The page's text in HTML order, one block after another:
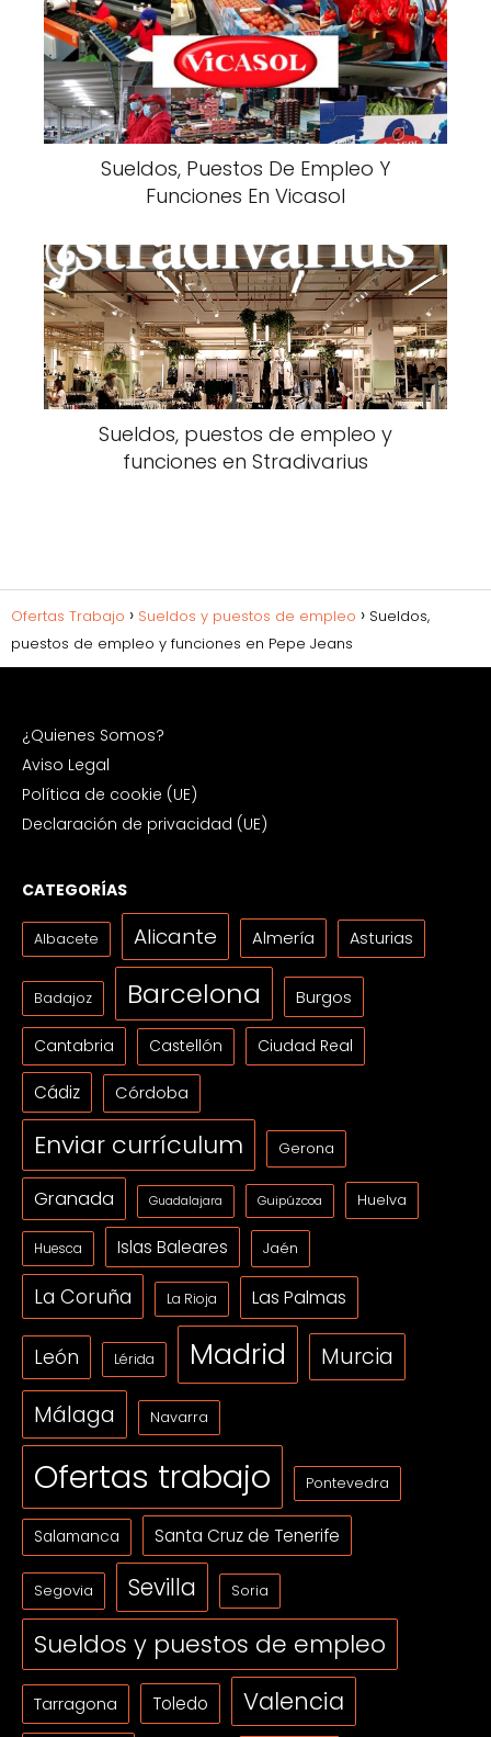
Sueldos, Puestos De Empleo Y
Funciones En Vicasol
Sueldos, puestos de empleo y
funciones en Stradivarius
Ofertas Trabajo Sueldos y puestos de empleo
Sueldos,
puestos de empleo y funciones en Pepe Jeans
¿Quienes Somos?
Aviso Legal
Política de cookie (UE)
Declaración de privacidad (UE)
CATEGORÍAS
Albacete Alicante Almería Asturias
Badajoz Barcelona Burgos
Cantabria Castellón Ciudad Real
Cádiz Córdoba
Enviar currículum Gerona
Granada Guadalajara Guipúzcoa Huelva
Huesca Islas Baleares Jaén
La Coruña La Rioja Las Palmas
León Lérida Madrid Murcia
Málaga Navarra
Ofertas trabajo Pontevedra
Salamanca Santa Cruz de Tenerife
Segovia Sevilla Soria
Sueldos y puestos de empleo
Tarragona Toledo Valencia